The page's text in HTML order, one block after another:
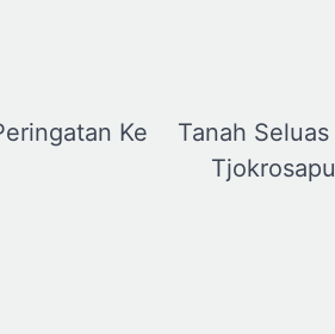
Ke
Tanah